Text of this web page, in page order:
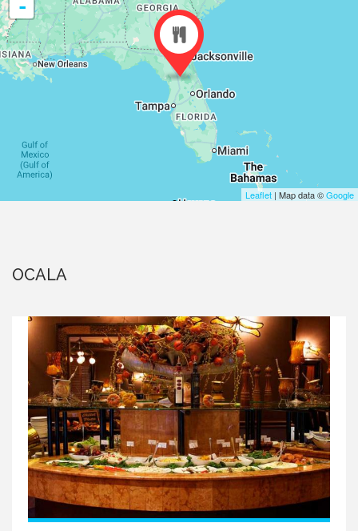
-
Leaflet | Map data ©Google
OCALA